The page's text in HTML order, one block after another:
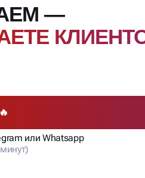
—
или Whatsapp